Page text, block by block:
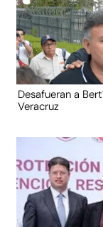
Desafueran a
Veracruz